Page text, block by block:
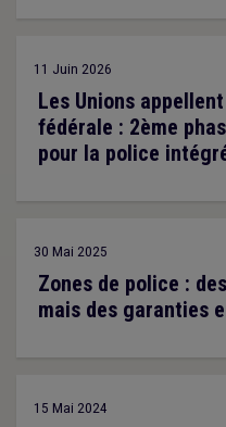
11 Juin 2026
Les Unions
fédérale : 2ème
pour la police
30 Mai 2025
Zones de police :
mais des garanties
15 Mai 2024